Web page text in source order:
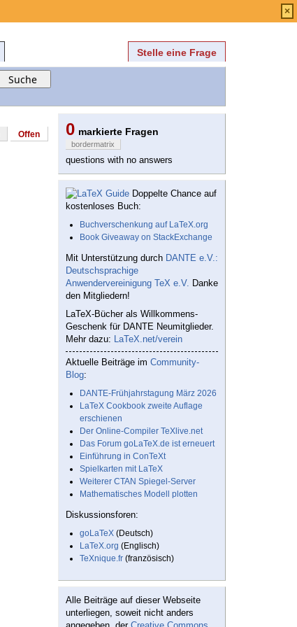
Stelle eine Frage
Offen 0 markierte Fragen
bordermatrix
questions with no answers
Doppelte Chance auf
kostenloses Buch:
Buchverschenkung auf LaTeX.org
Book Giveaway on StackExchange
Mit Unterstützung durch DANTE e.V.:
Deutschsprachige
Anwendervereinigung TeX e.V. Danke
den Mitgliedern!
LaTeX-Bücher als Willkommens-
Geschenk für DANTE Neumitglieder.
Mehr dazu: LaTeX.net/verein
Aktuelle Beiträge im Community-
Blog:
DANTE-Frühjahrstagung März 2026
LaTeX Cookbook zweite Auflage
erschienen
Der Online-Compiler TeXlive.net
Das Forum goLaTeX.de ist erneuert
Einführung in ConTeXt
Spielkarten mit LaTeX
Weiterer CTAN Spiegel-Server
Mathematisches Modell plotten
Diskussionsforen:
goLaTeX (Deutsch)
LaTeX.org (Englisch)
TeXnique.fr (französisch)
Alle Beiträge auf dieser Webseite
unterliegen, soweit nicht anders
×